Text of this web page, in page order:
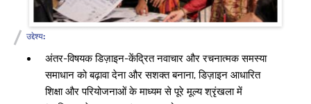
उद्देश्य:
अंतर-विषयक डिज़ाइन-केंद्रित नवाचार और रचनात्मक समस्या
समाधान को बढ़ावा देना और सशक्त बनाना, डिज़ाइन आधारित
शिक्षा और परियोजनाओं के माध्यम से पूरे मूल्य श्रृंखला में